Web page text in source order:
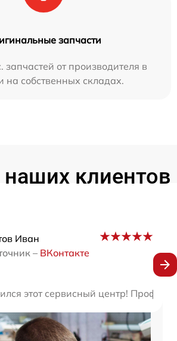
запчасти
запчастей от производителя в
на собственных складах.
клиентов
Иван
– ВКонтакте
этот сервисный центр!
мастера